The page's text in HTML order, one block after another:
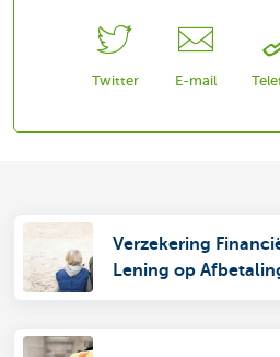
Twitter E-mail
Verzekering
Lening op